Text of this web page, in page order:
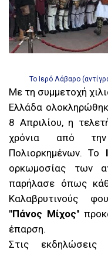
Το Ιερό Λάβαρο
Με τη συμμετοχή
Ελλάδα
8 Απριλίου, η
χρόνια από
Πολιορκημένων. Το
ορκωμοσίας των
παρήλασε όπως
Καλαβρυτινούς
"Πάνος Μίχος"
έπαρση.
Στις εκδηλώσεις